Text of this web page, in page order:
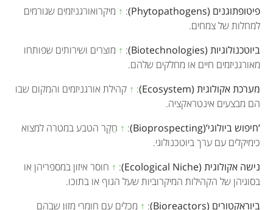
פיטופתוגנים (Phytopathogens)
:
↑ מיקרואורגניזמים שגורמים
למחלות של צמחים.
ביוטכנולוגיות (Biotechnologies)
:
↑ מוצרים ושירותים שפותחו
מאורגניזמים חיים או מחלקים שלהם.
מערכת אקולוגית (Ecosystem)
:
↑ קהילת אורגניזמים והמקום שבו
הם מבצעים אינטראקציה.
’חיפוש ביולוגי’(Bioprospecting)
:
↑ חֵקֶר הטבע במטרה למצוא
כימיקלים עם ערך ביוטכנולוגי.
נישה אקולוגית (Ecological Niche)
:
↑ חוסר איזון במספריהן או
בסוגיהן של הקהילות המיקרוביות שעל הגוף או בתוכו.
ביוראקטורים (Bioreactors)
:
↑ מכלים עם חומרי מזון שבהם